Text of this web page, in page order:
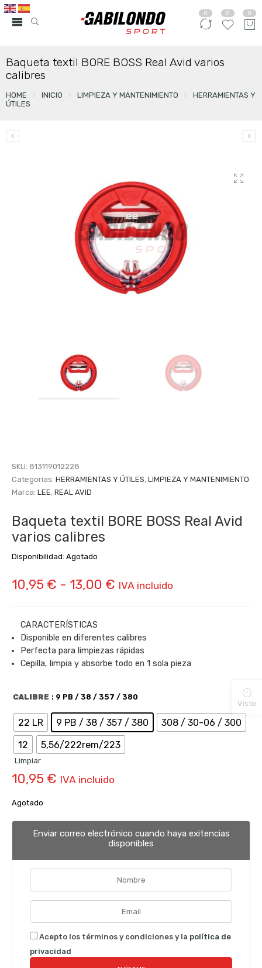
0 0 0
Baqueta textil BORE BOSS Real Avid varios
calibres
HOME INICIO LIMPIEZA Y MANTENIMIENTO
HERRAMIENTAS Y
ÚTILES
SKU: 813119012228
Categorías: HERRAMIENTAS Y ÚTILES, LIMPIEZA Y MANTENIMIENTO
Marca: LEE, REAL AVID
Baqueta textil BORE BOSS Real Avid
varios calibres
Disponibilidad: Agotado
10,95 € - 13,00 € Rango
desde
10,95 €
IVA incluido
CARACTERÍSTICAS
Disponible en diferentes calibres
Perfecta para limpiezas rápidas
Cepilla, limpia y absorbe todo en 1 sola pieza
CALIBRE : 9 PB / 38 / 357 / 380
22 LR 9 PB / 38 / 357 / 380
308 / 30-06 / 300
12
5,56/222rem/223
Limpiar
10,95 € IVA incluido
Agotado
Enviar correo electrónico cuando haya exitencias
disponibles
Acepto los términos y condiciones y la política de
privacidad
Visto